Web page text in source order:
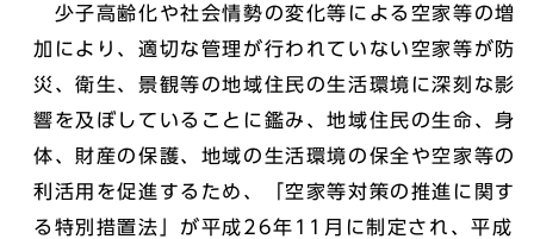
少子高齢化や社会情勢の変化等による空家等の増
加により、適切な管理が行われていない空家等が防
災、衛生、景観等の地域住民の生活環境に深刻な影
響を及ぼしていることに鑑み、地域住民の生命、身
体、財産の保護、地域の生活環境の保全や空家等の
利活用を促進するため、「空家等対策の推進に関す
る特別措置法」が平成26年11月に制定され、平成